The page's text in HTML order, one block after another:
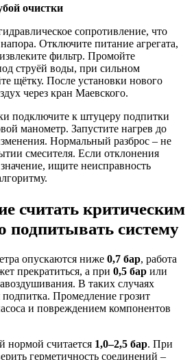
очистки
сопротивление, что
Отключите питание агрегата,
фильтр. Промойте
струёй воды, при сильном
щётку. После установки нового
через кран Маевского.
подключите к штуцеру подпитки
манометр. Запустите нагрев до
Нормальный разброс – не
смесителя. Если отклонения
ищите неисправность
считать критическим
подпитывать систему
опускаются ниже 0,7 бар, работа
прекратиться, а при 0,5 бар или
В таких случаях
подпитка. Промедление грозит
и повреждением компонентов
нормой считается 1,0–2,5 бар. При
герметичность соединений –